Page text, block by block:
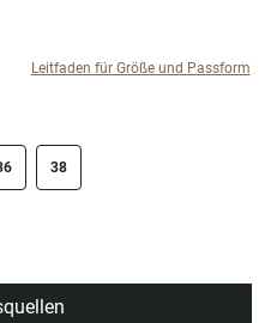
Leitfaden für Größe und Passform
38